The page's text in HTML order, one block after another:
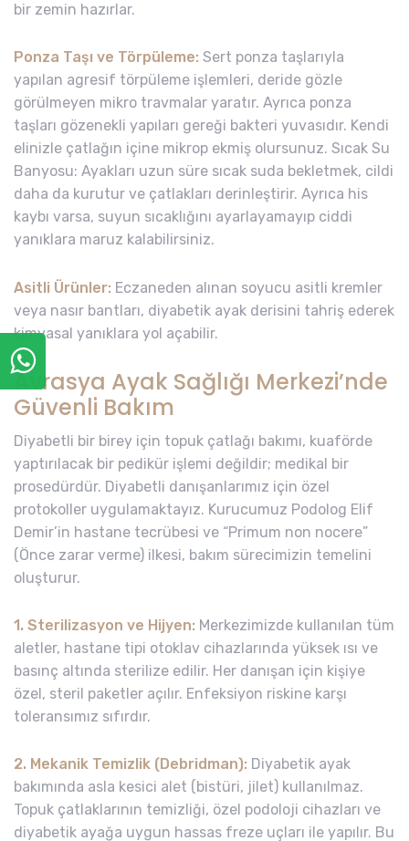
bir zemin hazırlar.
Ponza Taşı ve Törpüleme: Sert ponza taşlarıyla
yapılan agresif törpüleme işlemleri, deride gözle
görülmeyen mikro travmalar yaratır. Ayrıca ponza
taşları gözenekli yapıları gereği bakteri yuvasıdır. Kendi
elinizle çatlağın içine mikrop ekmiş olursunuz. Sıcak Su
Banyosu: Ayakları uzun süre sıcak suda bekletmek, cildi
daha da kurutur ve çatlakları derinleştirir. Ayrıca his
kaybı varsa, suyun sıcaklığını ayarlayamayıp ciddi
yanıklara maruz kalabilirsiniz.
Asitli Ürünler: Eczaneden alınan soyucu asitli kremler
veya nasır bantları, diyabetik ayak derisini tahriş ederek
kimyasal yanıklara yol açabilir.
Avrasya Ayak Sağlığı Merkezi’nde
Güvenli Bakım
Diyabetli bir birey için topuk çatlağı bakımı, kuaförde
yaptırılacak bir pedikür işlemi değildir; medikal bir
prosedürdür. Diyabetli danışanlarımız için özel
protokoller uygulamaktayız. Kurucumuz Podolog Elif
Demir’in hastane tecrübesi ve “Primum non nocere”
(Önce zarar verme) ilkesi, bakım sürecimizin temelini
oluşturur.
1. Sterilizasyon ve Hijyen: Merkezimizde kullanılan tüm
aletler, hastane tipi otoklav cihazlarında yüksek ısı ve
basınç altında sterilize edilir. Her danışan için kişiye
özel, steril paketler açılır. Enfeksiyon riskine karşı
toleransımız sıfırdır.
2. Mekanik Temizlik (Debridman): Diyabetik ayak
bakımında asla kesici alet (bistüri, jilet) kullanılmaz.
Topuk çatlaklarının temizliği, özel podoloji cihazları ve
diyabetik ayağa uygun hassas freze uçları ile yapılır. Bu